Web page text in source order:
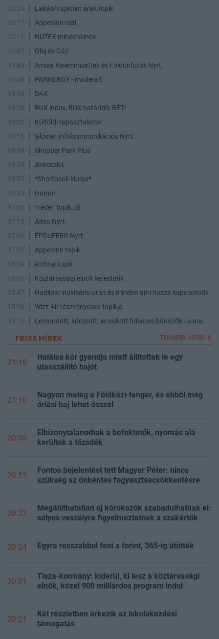
20:24
Lakás/Ingatlan árak topik
20:17
Appeninn real
20:12
NUTEX mindenkinek
20:07
Olaj és Gáz
19:48
Amixa Kisemmizettek és Földönfutók Nyrt.
19:48
PANNERGY - moderalt
19:36
DAX
19:28
BUX index, BUX határidő, BÉT!
19:22
Külföldi tapasztalatok
19:15
Gloster Infokommunikációs Nyrt.
18:59
Shopper Park Plus
18:58
Akkocska
18:57
*Shortosok klubja*
18:23
Humor
17:50
Tréder Topik :o)
17:15
Alteo Nyrt.
17:06
ÉPDUFERR Nyrt.
17:05
Appeninn topik
16:39
Richter topik
16:01
Köztársasági elnök kerestetik
15:47
Hadiipar-nukleáris-urán és minden ami hozzá kapcsolódik
15:26
Wizz Air részvényesek topikja
15:15
Lemondott, körözött, lecsukott fideszes bűnözők - a maffia végnapjai
FRISS HÍREK TOVÁBBI HÍREK
21:16
Halálos kór gyanúja miatt állítottak le egy
utasszállító hajót
21:10
Nagyon meleg a Földközi-tenger, és ebből még
óriási baj lehet ősszel
20:55
Elbizonytalanodtak a befektetők, nyomás alá
kerültek a tőzsdék
20:55
Fontos bejelentést tett Magyar Péter: nincs
szükség az önkéntes fogyasztáscsökkentésre
20:32
Megállíthatatlan új kórokozók szabadulhatnak el:
súlyos veszélyre figyelmeztetnek a szakértők
20:24 Egyre rosszabbul fest a forint, 365-ig ütötték
20:21
Tisza-kormány: kiderül, ki lesz a köztársasági
elnök, közel 900 milliárdos program indul
20:21
Két részletben érkezik az iskolakezdési
támogatás